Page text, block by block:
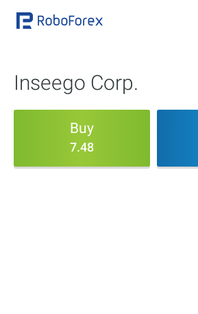
Inseego Corp.
Buy
7.48